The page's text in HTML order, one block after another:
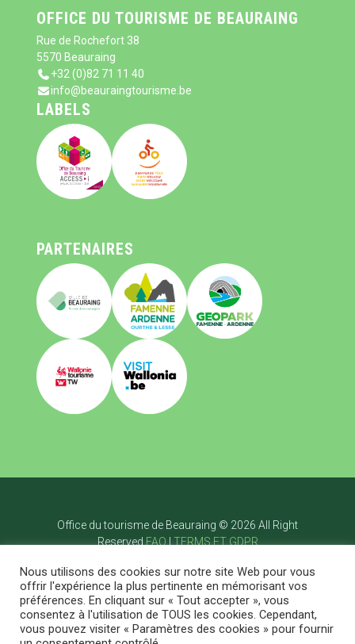
OFFICE DU TOURISME DE BEAURAING
Rue de Rochefort 38
5570 Beauraing
+32 (0)82 71 11 40
info@beauraingtourisme.be
LABELS
PARTENAIRES
Office du tourisme de Beauraing © 2026 All Right
Reserved FAQ
TERMS ET GDPR
Visiter
Bouger
Savourer
Dormir
Nous utilisons des cookies sur notre site Web pour vous
offrir l'expérience la plus pertinente en mémorisant vos
préférences. En cliquant sur « Tout accepter », vous
consentez à l'utilisation de TOUS les cookies. Cependant,
vous pouvez visiter « Paramètres des cookies » pour fournir